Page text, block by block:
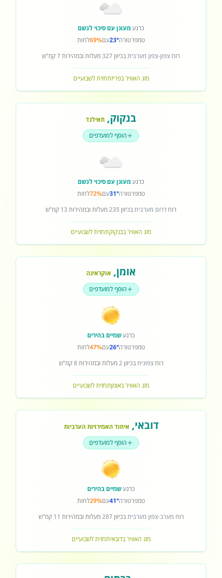
כרגעמעונן עם סיכוי לגשם
טמפרטורה23°עם69%לחות
רוח צפון-צפון מערביתבכיוון327מעלות ובמהירות7קמ"ש
מזג האוויר בפריזתחזית לשבועיים
בנקוק, תאילנד
הוסף למועדפים
כרגעמעונן עם סיכוי לגשם
טמפרטורה31°עם72%לחות
רוח דרום מערביתבכיוון 235מעלות ובמהירות 13 קמ"ש
מזג האוויר בבנקוקתחזית לשבועיים
אומן, אוקראינה
הוסף למועדפים
כרגעשמיים בהירים
טמפרטורה26°עם47%לחות
רוחצפוניתבכיוון2מעלות ובמהירות8קמ"ש
מזג האוויר באומןתחזית לשבועיים
דובאי, איחוד האמירויות הערביות
הוסף למועדפים
כרגעשמיים בהירים
טמפרטורה41°עם29%לחות
רוח מערב-צפון מערביתבכיוון287מעלות ובמהירות 11 קמ"ש
מזג האוויר בדובאיתחזית לשבועיים